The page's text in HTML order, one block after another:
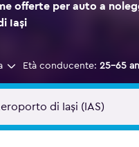
offerte per auto a
Iași
Età conducente: 25-65